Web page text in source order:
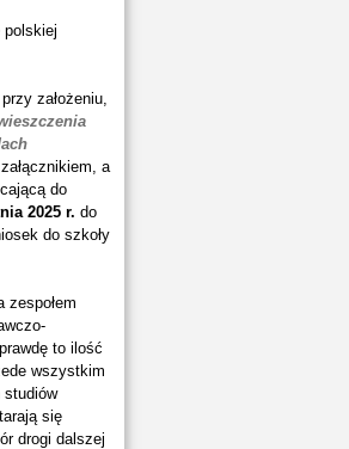
polskiej
założeniu,
a
do
2025 r. do
do szkoły
to ilość
wszystkim
studiów
się
drogi dalszej